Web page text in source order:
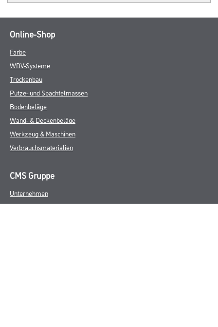
Online-Shop
Farbe
WDV-Systeme
Trockenbau
Putze- und Spachtelmassen
Bodenbeläge
Wand- & Deckenbeläge
Werkzeug & Maschinen
Verbrauchsmaterialien
CMS Gruppe
Unternehmen
Aktuelles